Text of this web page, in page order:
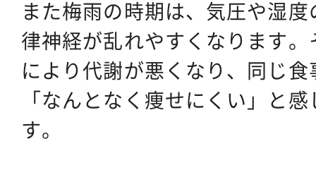
また梅雨の時期は、気圧や湿
律神経が乱れやすくなります
により代謝が悪くなり、同じ
「なんとなく痩せにくい」と
す。